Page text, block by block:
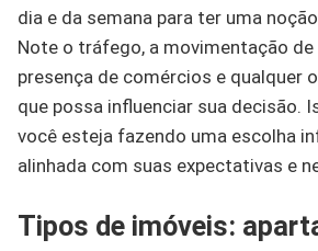
dia e da semana para ter uma
Note o tráfego, a movimentação de
presença de comércios e qualquer
que possa influenciar sua decisão.
você esteja fazendo uma escolha
alinhada com suas expectativas e
Tipos de imóveis: